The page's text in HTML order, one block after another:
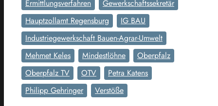
Ermittlungsverfahren
Gewerkschaftssekretär
Hauptzollamt Regensburg
IG BAU
Industriegewerkschaft Bauen-Agrar-Umwelt
Mehmet Keles
Mindestlöhne
Oberpfalz
Oberpfalz TV
OTV
Petra Katens
Philipp Gehringer
Verstöße